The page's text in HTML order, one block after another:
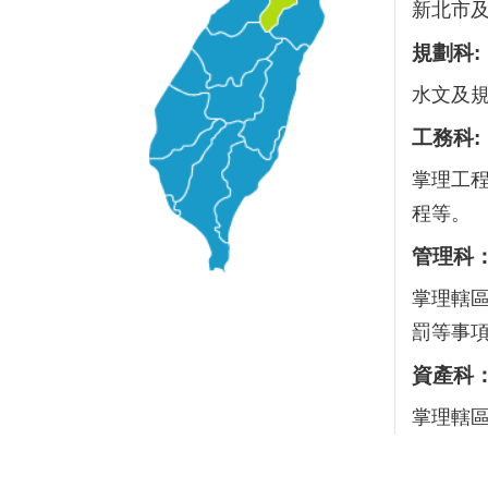
新北市
規劃科:
水文及
工務科:
掌理工
程等。
管理科
掌理轄
罰等事
資產科
掌理轄